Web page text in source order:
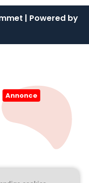
| Powered by
Annonce